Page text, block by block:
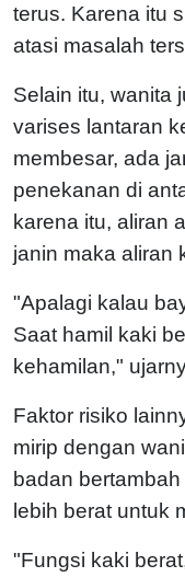
terus. Karena itu
atasi masalah
Selain itu, wanita
varises lantaran
membesar, ada
penekanan di
karena itu, aliran
janin maka aliran
"Apalagi kalau
Saat hamil kaki
kehamilan,"
Faktor risiko
mirip dengan
badan
lebih berat untuk
"Fungsi kaki